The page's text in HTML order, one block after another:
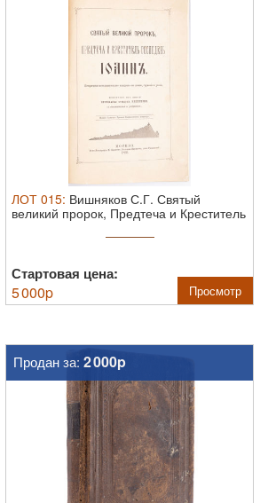
ЛОТ 015: Вишняков С.Г. Святый
великий пророк, Предтеча и Креститель
Стартовая цена:
5 000p Просмотр
Продан за: 2 000p